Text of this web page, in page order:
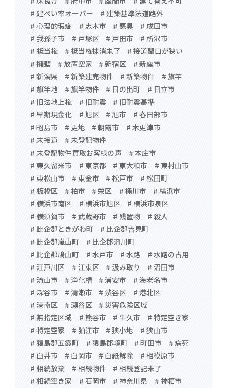
# 建ぺい率オーバー
# 建築基準法道路外
# 心理的瑕疵
# 志木市 # 悪臭
# 成田市
# 我孫子市
# 戸塚区 # 戸田市
# 所沢市
# 抵当権
# 抵当権抹消未了
# 接道間口が狭い
# 擁壁
# 放置空家 # 新宿区
# 新座市
# 新潟県
# 新築建売物件 # 新築物件
# 旗竿
# 旗竿地
# 旗竿物件 # 日の出町
# 日立市
# 旧法地上権
# 旧耐震
# 旧耐震基準
# 早期現金化
# 旭区 # 旭市
# 春日部市
# 昭島市
# 更地 # 朝霞市
# 木更津市
# 未接道
# 未登記物件
# 未登記物件買取お客様の声
# 本庄市
# 東久留米市
# 東京都 # 東大和市
# 東村山市
# 東松山市
# 東金市 # 松戸市
# 松田町
# 板橋区
# 柏市 # 栄区 # 桶川市
# 横浜市
# 横浜市南区
# 横浜市旭区
# 横浜市泉区
# 横須賀市
# 武蔵野市 # 残置物
# 殺人
# 比企郡ときがわ町
# 比企郡吉見町
# 比企郡嵐山町
# 比企郡滑川町
# 比企郡鳩山町
# 水戸市 # 水路
# 水路の占用
# 江戸川区
# 江東区 # 汲み取り
# 沼田市
# 流山市
# 浄化槽 # 浦安市
# 海老名市
# 深谷市
# 清瀬市 # 渋谷区
# 港北区
# 港南区
# 瀬谷区
# 災害危険区域
# 無指定区域
# 熊谷市 # 牛久市
# 特定空き家
# 特定空家
# 狛江市 # 狭小地
# 狭山市
# 猿島郡五霞町
# 猿島郡境町 # 町田市
# 病死
# 白井市
# 白岡市 # 白紙解除
# 相模原市
# 相続放棄
# 相続物件
# 相続登記未了
# 相続空き家
# 石岡市 # 神奈川県
# 神栖市